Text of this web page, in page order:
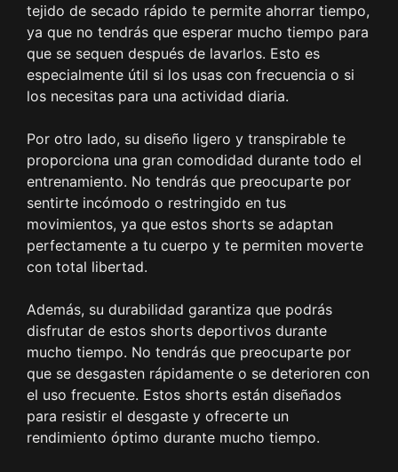
tejido de secado rápido te permite ahorrar tiempo,
ya que no tendrás que esperar mucho tiempo para
que se sequen después de lavarlos. Esto es
especialmente útil si los usas con frecuencia o si
los necesitas para una actividad diaria.
Por otro lado, su diseño ligero y transpirable te
proporciona una gran comodidad durante todo el
entrenamiento. No tendrás que preocuparte por
sentirte incómodo o restringido en tus
movimientos, ya que estos shorts se adaptan
perfectamente a tu cuerpo y te permiten moverte
con total libertad.
Además, su durabilidad garantiza que podrás
disfrutar de estos shorts deportivos durante
mucho tiempo. No tendrás que preocuparte por
que se desgasten rápidamente o se deterioren con
el uso frecuente. Estos shorts están diseñados
para resistir el desgaste y ofrecerte un
rendimiento óptimo durante mucho tiempo.